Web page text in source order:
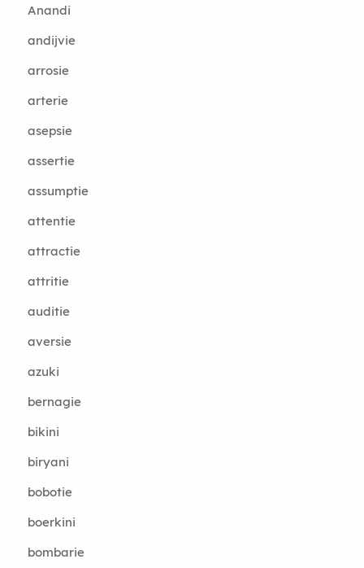
Anandi
andijvie
arrosie
arterie
asepsie
assertie
assumptie
attentie
attractie
attritie
auditie
aversie
azuki
bernagie
bikini
biryani
bobotie
boerkini
bombarie